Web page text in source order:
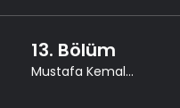
13. Bölüm
Mustafa Kemal...